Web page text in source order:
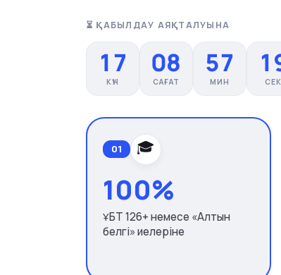
⏳ ҚАБЫЛДАУ АЯҚТАЛУЫНА
17
КҮН
08
САҒАТ
57
МИН СЕК
01 🎓
100%
ҰБТ 126+ немесе «Алтын
белгі» иелеріне